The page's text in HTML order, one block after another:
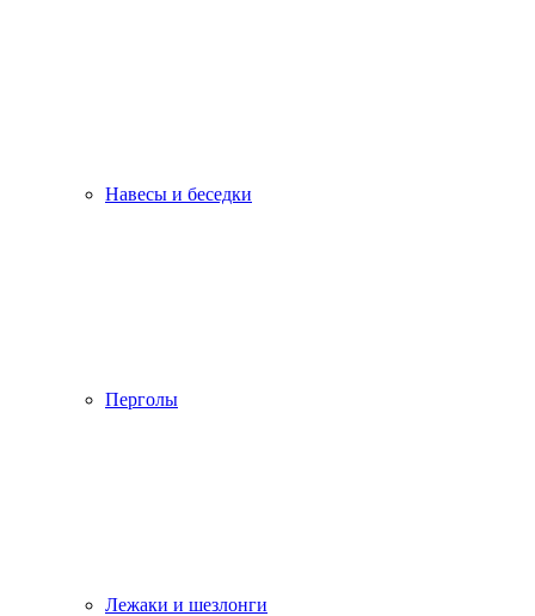
Навесы и беседки
Перголы
Лежаки и шезлонги